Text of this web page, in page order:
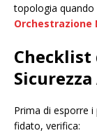
topologia
Checklist
Sicurezza
Prima di esporre
fidato, verifica: